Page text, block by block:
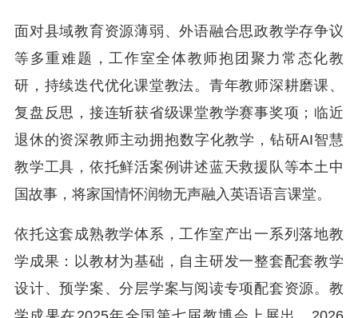
面对县域教育资源薄弱、外语融合思政教学存争议
等多重难题，工作室全体教师抱团聚力常态化教
研，持续迭代优化课堂教法。青年教师深耕磨课、
复盘反思，接连斩获省级课堂教学赛事奖项；临近
退休的资深教师主动拥抱数字化教学，钻研AI智慧
教学工具，依托鲜活案例讲述蓝天救援队等本土中
国故事，将家国情怀润物无声融入英语语言课堂。
依托这套成熟教学体系，工作室产出一系列落地教
学成果：以教材为基础，自主研发一整套配套教学
设计、预学案、分层学案与阅读专项配套资源。 教